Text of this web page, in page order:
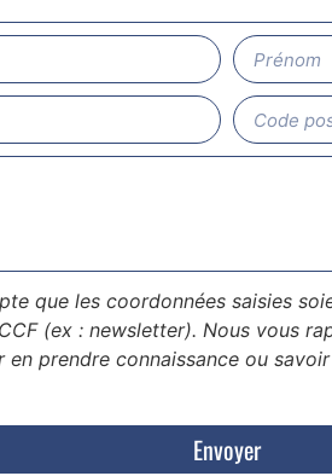
que les coordonnées saisies
(ex : newsletter). Nous vous
prendre connaissance ou
Envoyer